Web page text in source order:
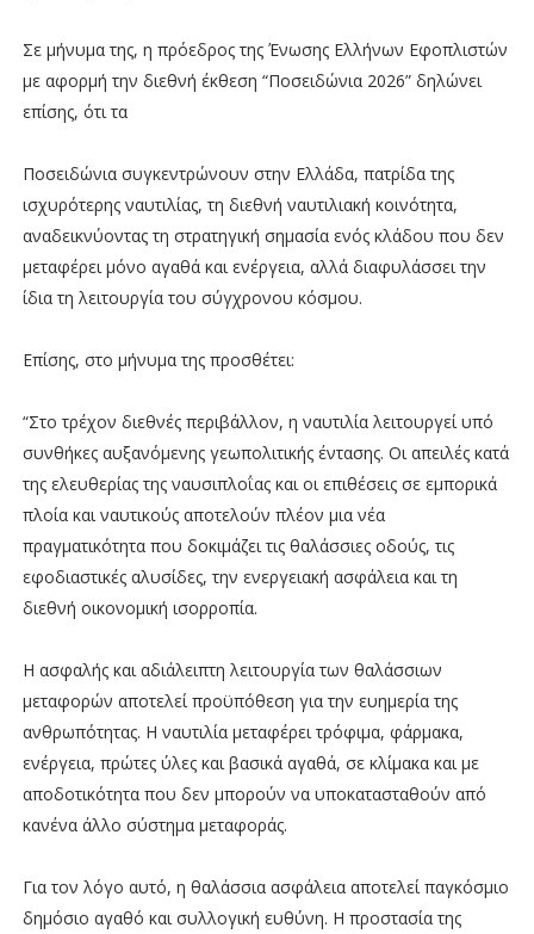
Σε μήνυμα της, η πρόεδρος της Ένωσης Ελλήνων Εφοπλιστών
με αφορμή την διεθνή έκθεση “Ποσειδώνια 2026” δηλώνει
επίσης, ότι τα
Ποσειδώνια συγκεντρώνουν στην Ελλάδα, πατρίδα της
ισχυρότερης ναυτιλίας, τη διεθνή ναυτιλιακή κοινότητα,
αναδεικνύοντας τη στρατηγική σημασία ενός κλάδου που δεν
μεταφέρει μόνο αγαθά και ενέργεια, αλλά διαφυλάσσει την
ίδια τη λειτουργία του σύγχρονου κόσμου.
Επίσης, στο μήνυμα της προσθέτει:
“Στο τρέχον διεθνές περιβάλλον, η ναυτιλία λειτουργεί υπό
συνθήκες αυξανόμενης γεωπολιτικής έντασης. Οι απειλές κατά
της ελευθερίας της ναυσιπλοΐας και οι επιθέσεις σε εμπορικά
πλοία και ναυτικούς αποτελούν πλέον μια νέα
πραγματικότητα που δοκιμάζει τις θαλάσσιες οδούς, τις
εφοδιαστικές αλυσίδες, την ενεργειακή ασφάλεια και τη
διεθνή οικονομική ισορροπία.
Η ασφαλής και αδιάλειπτη λειτουργία των θαλάσσιων
μεταφορών αποτελεί προϋπόθεση για την ευημερία της
ανθρωπότητας. Η ναυτιλία μεταφέρει τρόφιμα, φάρμακα,
ενέργεια, πρώτες ύλες και βασικά αγαθά, σε κλίμακα και με
αποδοτικότητα που δεν μπορούν να υποκατασταθούν από
κανένα άλλο σύστημα μεταφοράς.
Για τον λόγο αυτό, η θαλάσσια ασφάλεια αποτελεί παγκόσμιο
δημόσιο αγαθό και συλλογική ευθύνη. Η προστασία της